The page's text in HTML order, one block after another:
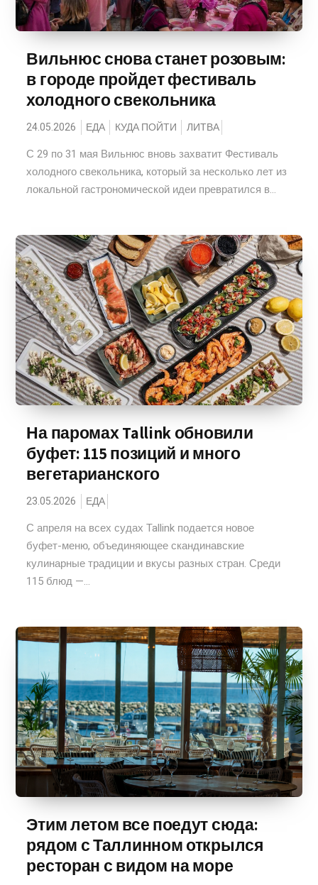
Вильнюс снова станет розовым:
в городе пройдет фестиваль
холодного свекольника
24.05.2026 ЕДА КУДА ПОЙТИ ЛИТВА
С 29 по 31 мая Вильнюс вновь захватит Фестиваль
холодного свекольника, который за несколько лет из
локальной гастрономической идеи превратился в...
На паромах Tallink обновили
буфет: 115 позиций и много
вегетарианского
23.05.2026 ЕДА
С апреля на всех судах Tallink подается новое
буфет-меню, объединяющее скандинавские
кулинарные традиции и вкусы разных стран. Среди
115 блюд —...
Этим летом все поедут сюда:
рядом с Таллинном открылся
ресторан с видом на море